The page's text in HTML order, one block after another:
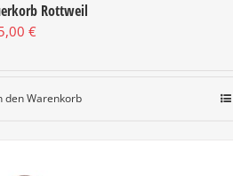
Rottweil
€
den Warenkorb